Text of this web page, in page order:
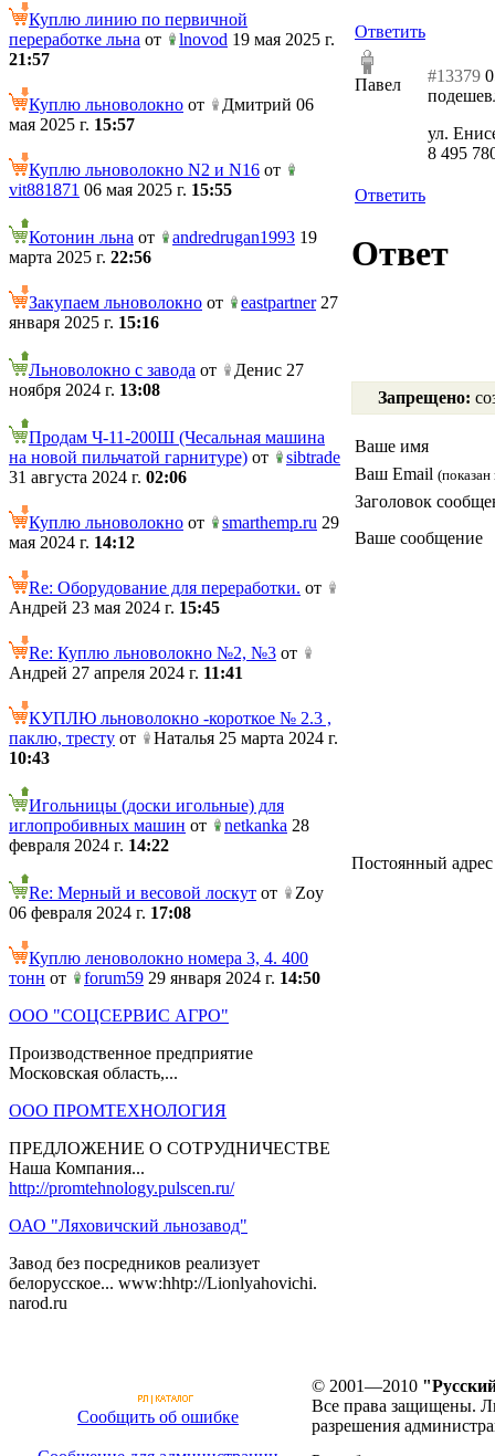
Куплю линию по первичной
переработке льна от lnovod 19 мая 2025 г.
21:57
Куплю льноволокно от
Дмитрий 06
мая 2025 г. 15:57
Куплю льноволокно N2 и N16 от
vit881871 06 мая 2025 г. 15:55
Котонин льна от andredrugan1993 19
марта 2025 г. 22:56
Закупаем льноволокно от eastpartner27
января 2025 г. 15:16
Льноволокно с завода от
Денис 27
ноября 2024 г. 13:08
Продам Ч-11-200Ш (Чесальная машина
на новой пильчатой гарнитуре) от
sibtrade
31 августа 2024 г. 02:06
Куплю льноволокно от smarthemp.ru 29
мая 2024 г. 14:12
Re: Оборудование для переработки. от
Андрей 23 мая 2024 г. 15:45
Re: Куплю льноволокно №2, №3 от
Андрей 27 апреля 2024 г. 11:41
КУПЛЮ льноволокно -короткое № 2.3 ,
паклю, тресту от
Наталья 25 марта 2024 г.
10:43
Игольницы (доски игольные) для
иглопробивных машин от netkanka 28
февраля 2024 г. 14:22
Re: Мерный и весовой лоскут от
Zoy
06 февраля 2024 г. 17:08
Куплю леноволокно номера 3, 4. 400
тонн от forum59 29 января 2024 г. 14:50
ООО "СОЦСЕРВИС АГРО"
Производственное предприятие
Московская область,...
ООО ПРОМТЕХНОЛОГИЯ
ПРЕДЛОЖЕНИЕ О СОТРУДНИЧЕСТВЕ
Наша Компания...
http://promtehnology.pulscen.ru/
ОАО "Ляховичский льнозавод"
Завод без посредников реализует
белорусское... www:hhtp://Lionlyahovichi.
narod.ru
Ответить
Павел #13379
ул.
8 495
Ответить
Ответ
Запрещено:
Ваше имя
Ваш Email (показан
Заголовок
Ваше сообщение
Постоянный
Сообщить об ошибке
© 2001—2010
Все права защищены.
разрешения